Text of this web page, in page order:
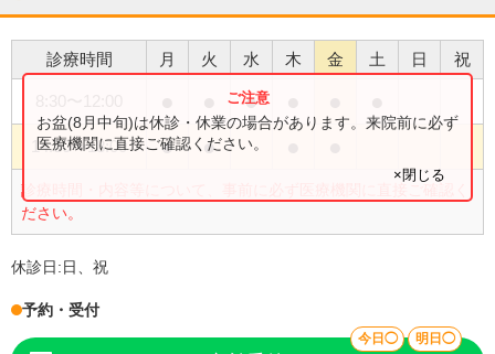
診療時間 月 火 水 木 金 土 日 祝
●
14:30〜18:00 ● ●
診療時間・内容等について、事前に必ず医療機関に直接ご確認く
ださい。
お盆(8月中旬)は休診・休業の場合があります。来院前に必ず
医療機関に直接ご確認ください。
×閉じる
休診日:日、祝
予約・受付
今日◯ 明日◯